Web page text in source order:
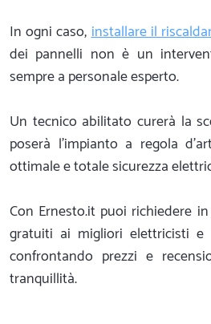
In ogni caso,installare il
dei pannelli non è un
sempre a personale esperto.
Un tecnico abilitato curerà la
poserà l'impianto a regola
ottimale e totale sicurezza
Con Ernesto.it puoi richiedere
gratuiti ai migliori elettricisti e
confrontando prezzi e
tranquillità.